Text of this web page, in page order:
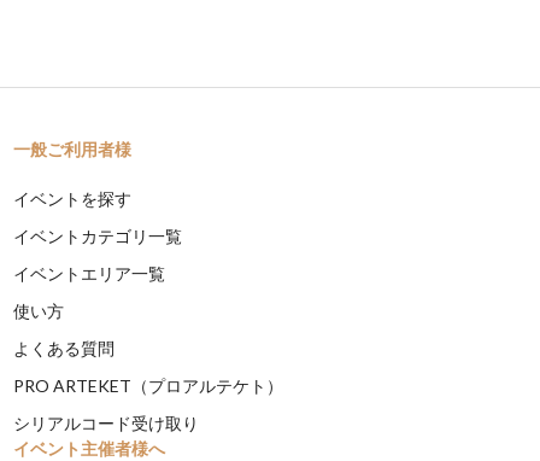
一般ご利用者様
イベントを探す
イベントカテゴリ一覧
イベントエリア一覧
使い方
よくある質問
PRO ARTEKET（プロアルテケト）
シリアルコード受け取り
イベント主催者様へ